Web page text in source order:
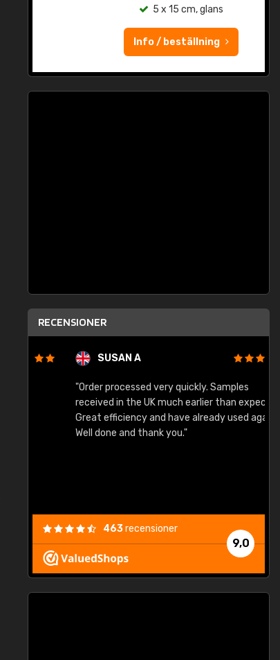
5 x 15 cm, glans
Info / beställning
RECENSIONER
SUSAN A
"Order processed very quickly. Samples
received in the UK much earlier than expected.
Great efficiency and have already used again.
Well done and thank you."
9,0
463recensioner